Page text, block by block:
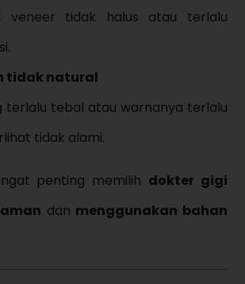
veneer tidak halus atau terlalu
tidak natural
terlalu tebal atau warnanya terlalu
tidak alami.
penting memilih dokter gigi
dan menggunakan bahan